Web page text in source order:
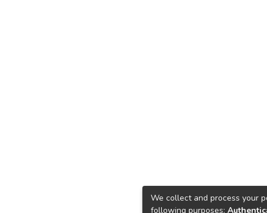
We collect and process your
following purposes: